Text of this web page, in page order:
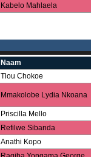
Kabelo Mahlaela
Naam
Tlou Chokoe
Mmakolobe Lydia Nkoana
Priscilla Mello
Refilwe Sibanda
Anathi Kopo